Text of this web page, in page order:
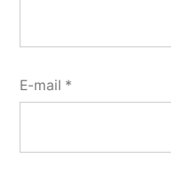
E-mail *